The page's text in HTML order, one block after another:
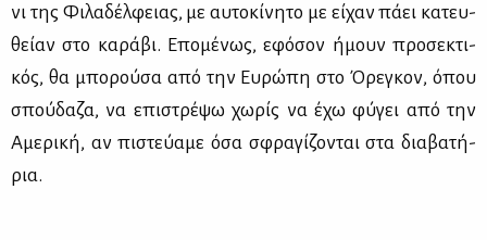
νι της Φι­λα­δέλ­φειας, με αυ­το­κί­νη­το με εί­χαν πά­ει κα­τευ­
θεί­αν στο κα­ρά­βι. Επο­μέ­νως, εφό­σον ήμουν προ­σε­κτι­
κός, θα μπο­ρού­σα από την Ευ­ρώ­πη στο Όρε­γκον, όπου
σπού­δα­ζα, να επι­στρέ­ψω χω­ρίς να έχω φύ­γει από την
Αμε­ρι­κή, αν πι­στεύ­α­με όσα σφρα­γί­ζο­νται στα δια­βα­τή­
ρια.